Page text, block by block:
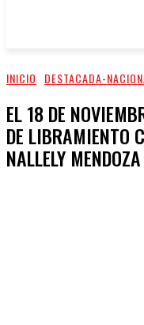
INICIO DESTACADA-
EL 18 DE
DE LIBRAMIENTO
NALLELY MENDOZA